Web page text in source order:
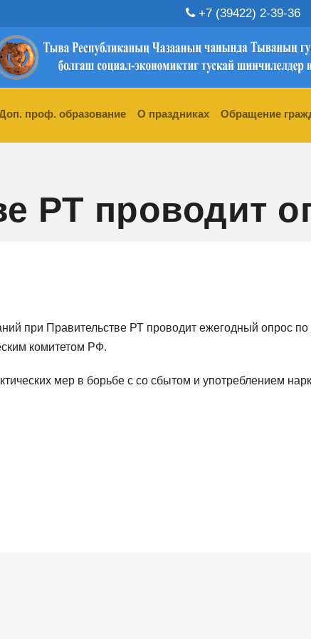
+7 (39422) 2-39-36
проф. образование О праздниках
Обращение
РТ проводит
при Правительстве РТ проводит ежегодный опрос
комитетом РФ.
мер в борьбе с со сбытом и употреблением